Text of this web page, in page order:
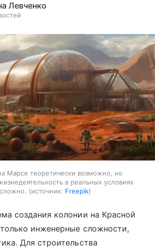
Левченко
Марсе теоретически возможно, но
в реальных условиях
источник: Freepik
создания колонии на Красной
инженерные сложности,
Для строительства